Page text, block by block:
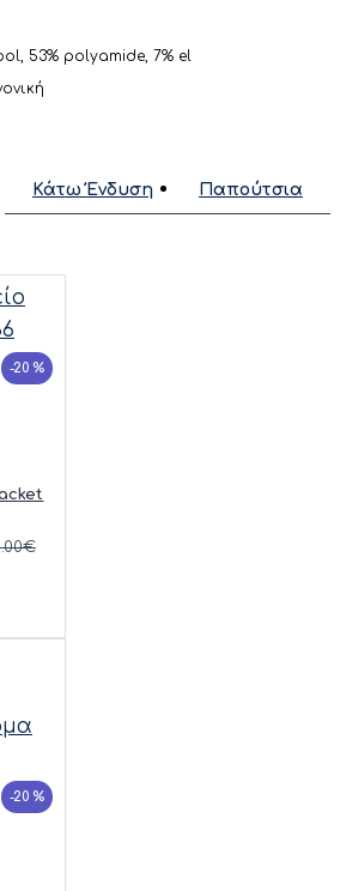
53% polyamide, 7% el
Κάτω Ένδυση Παπούτσια
-20 %
-20 %